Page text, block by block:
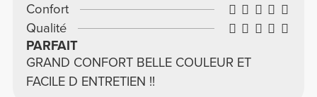
Confort
Qualité
PARFAIT
GRAND CONFORT BELLE COULEUR ET
FACILE D ENTRETIEN !!